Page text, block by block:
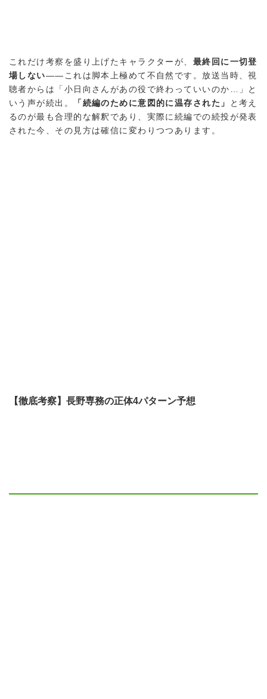
これだけ考察を盛り上げたキャラクターが、 最終回に一切登
場しない——これは脚本上極めて不自然です。放送当時、視
聴者からは「小日向さんがあの役で終わっていいのか…」と
いう声が続出。
「続編のために意図的に温存された」
と考え
るのが最も合理的な解釈であり、実際に続編での続投が発表
された今、その見方は確信に変わりつつあります。
【徹底考察】長野専務の正体4パターン予想